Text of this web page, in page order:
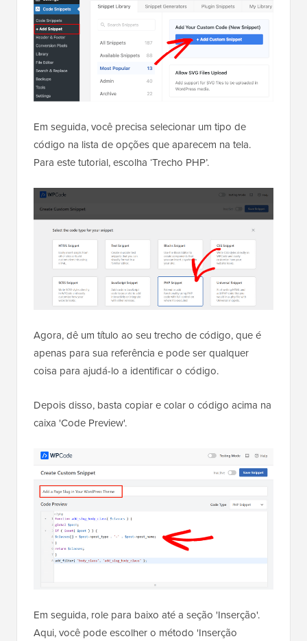
Em seguida, você precisa selecionar um tipo de
código na lista de opções que aparecem na tela.
Para este tutorial, escolha ‘Trecho PHP’.
Agora, dê um título ao seu trecho de código, que é
apenas para sua referência e pode ser qualquer
coisa para ajudá-lo a identificar o código.
Depois disso, basta copiar e colar o código acima na
caixa 'Code Preview'.
Em seguida, role para baixo até a seção 'Inserção'.
Aqui, você pode escolher o método 'Inserção